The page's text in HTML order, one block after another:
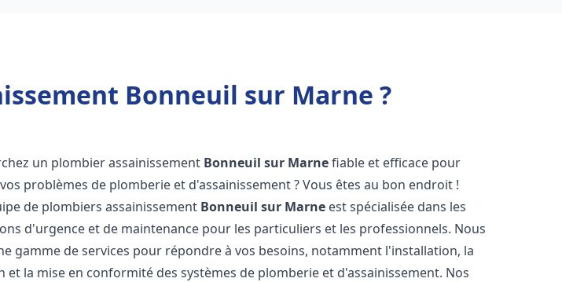
Bonneuil sur Marne ?
un plombier assainissement Bonneuil sur Marnefiable et efficace pour
problèmes de plomberie et d'assainissement ? Vous êtes au bon endroit !
de plombiers assainissement Bonneuil sur Marne est spécialisée dans les
d'urgence et de maintenance pour les particuliers et les professionnels. Nous
gamme de services pour répondre à vos besoins, notamment l'installation, la
et la mise en conformité des systèmes de plomberie et d'assainissement. Nos